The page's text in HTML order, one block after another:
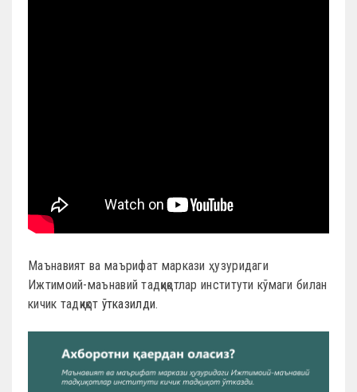
Маънавият ва маърифат маркази ҳузуридаги
Ижтимоий-маънавий тадқиқотлар институти кўмаги билан
кичик тадқиқот ўтказилди.